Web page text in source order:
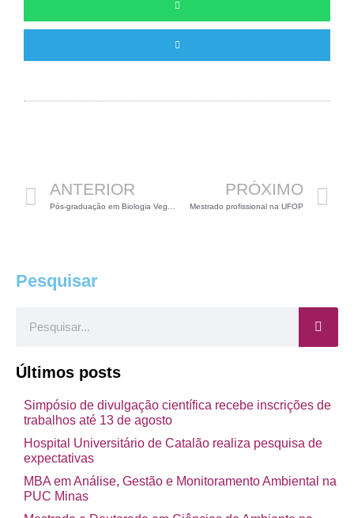
ANTERIOR PRÓXIMO
Mestrado profissional na UFOP
Pesquisar
Últimos posts
Simpósio de divulgação científica recebe inscrições de
trabalhos até 13 de agosto
Hospital Universitário de Catalão realiza pesquisa de
expectativas
MBA em Análise, Gestão e Monitoramento Ambiental na
PUC Minas